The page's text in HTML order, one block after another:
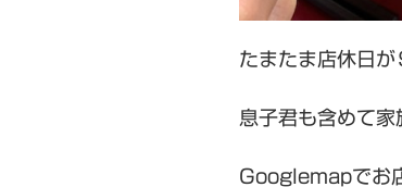
たまたま店休日
息子君も含めて
Googlemapでお